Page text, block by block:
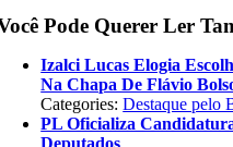
Pode Querer Ler
Izalci Lucas Elogia
Na Chapa De Flávio
Categories:Destaque pelo
PL Oficializa
Deputados